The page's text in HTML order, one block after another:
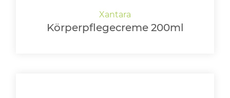
Körperpflegecreme 200ml